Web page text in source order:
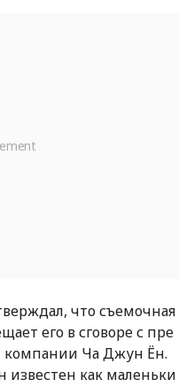
что съемочная
его в сговоре с пре
компании Ча Джун Ён.
как маленьки